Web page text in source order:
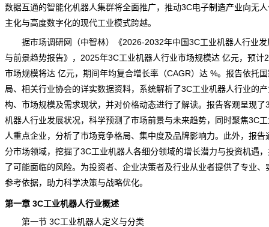
数据互通的智能化机器人集群将全面推广，推动3C电子制造产业向无
主化与高度数字化的现代工业模式跨越。
据市场调研网（中智林）《2026-2032年中国3C工业机器人行业发
与前景趋势报告》，2025年3C工业机器人行业市场规模达 亿元，预计
市场规模将达 亿元，期间年均复合增长率（CAGR）达 %。报告依托
局、相关行业协会的详实数据资料，系统解析了3C工业机器人行业的
构、市场规模及需求现状，并对价格动态进行了解读。报告客观呈现了
机器人行业发展状况，科学预测了市场前景与未来趋势，同时聚焦3C
人重点企业，分析了市场竞争格局、集中度及品牌影响力。此外，报告
分市场领域，挖掘了3C工业机器人各细分领域的增长潜力与投资机遇
了可能面临的风险。为投资者、企业决策者及行业从业者提供了专业、
参考依据，助力科学决策与战略优化。
第一章 3C工业机器人行业概述
第一节 3C工业机器人定义与分类